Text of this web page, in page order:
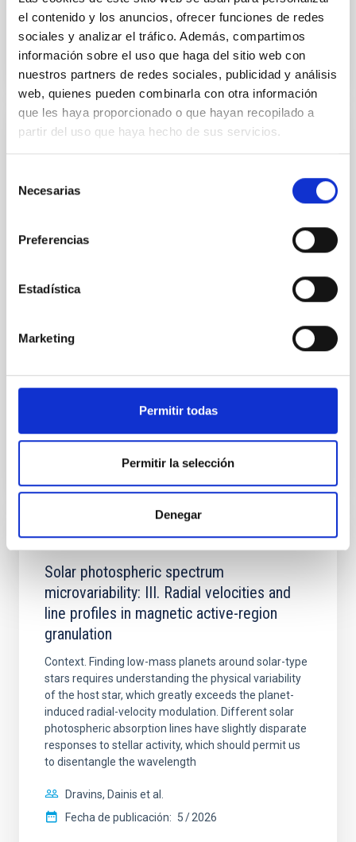
el contenido y los anuncios, ofrecer funciones de redes
sociales y analizar el tráfico. Además, compartimos
información sobre el uso que haga del sitio web con
nuestros partners de redes sociales, publicidad y análisis
web, quienes pueden combinarla con otra información
que les haya proporcionado o que hayan recopilado a
partir del uso que haya hecho de sus servicios.
Necesarias
Preferencias
Estadística
Marketing
Permitir todas
Permitir la selección
Denegar
BIBCODE 2026APJ..1003..204D
NÚMERO DE CITAS 0
CON ÁRBITRO
with PLATO: A new window into the late
We present the scientific case for exploiting the
including hydrogen-deficient types (GW Vir and DBV
ultra-massive DA white dwarfs). PLATO's
Fecha de publicación: 6 2026
BIBCODE 2026EXA....61...23U
Solar photospheric spectrum
microvariability: III. Radial velocities and
line profiles in magnetic active-region
granulation
Context. Finding low-mass planets around solar-type
stars requires understanding the physical variability
of the host star, which greatly exceeds the planet-
induced radial-velocity modulation. Different solar
photospheric absorption lines have slightly disparate
responses to stellar activity, which should permit us
to disentangle the wavelength
Dravins, Dainis et al.
Fecha de publicación: 5 2026